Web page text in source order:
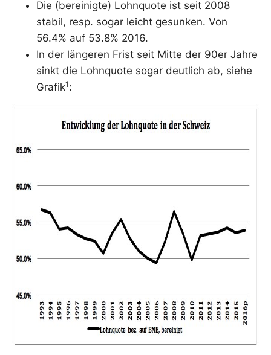
Die (bereinigte) Lohnquote ist seit 2008
stabil, resp. sogar leicht gesunken. Von
56.4% auf 53.8% 2016.
In der längeren Frist seit Mitte der 90er Jahre
sinkt die Lohnquote sogar deutlich ab, siehe
Grafik1: